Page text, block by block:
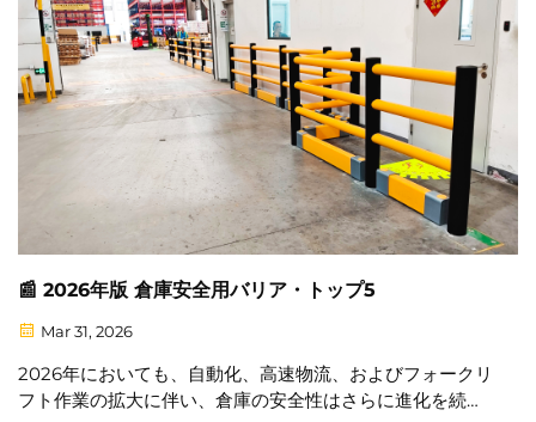
📰 2026年版 倉庫安全用バリア・トップ5
Mar 31, 2026
2026年においても、自動化、高速物流、およびフォークリ
フト作業の拡大に伴い、倉庫の安全性はさらに進化を続け